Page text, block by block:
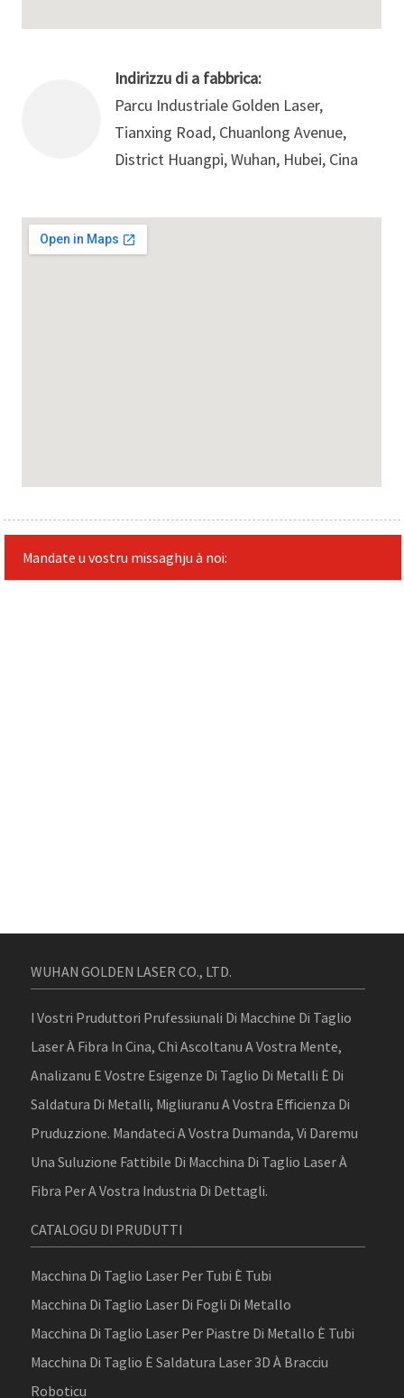
Indirizzu di a fabbrica:
Parcu Industriale Golden Laser,
Tianxing Road, Chuanlong Avenue,
District Huangpi, Wuhan, Hubei, Cina
Mandate u vostru missaghju à noi:
WUHAN GOLDEN LASER CO., LTD.
I Vostri Pruduttori Prufessiunali Di Macchine Di Taglio
Laser À Fibra In Cina, Chì Ascoltanu A Vostra Mente,
Analizanu E Vostre Esigenze Di Taglio Di Metalli È Di
Saldatura Di Metalli, Migliuranu A Vostra Efficienza Di
Pruduzzione. Mandateci A Vostra Dumanda, Vi Daremu
Una Suluzione Fattibile Di Macchina Di Taglio Laser À
Fibra Per A Vostra Industria Di Dettagli.
CATALOGU DI PRUDUTTI
Macchina Di Taglio Laser Per Tubi È Tubi
Macchina Di Taglio Laser Di Fogli Di Metallo
Macchina Di Taglio Laser Per Piastre Di Metallo È Tubi
Macchina Di Taglio È Saldatura Laser 3D À Bracciu
Roboticu